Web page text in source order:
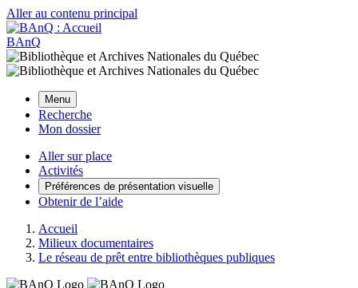
Aller au contenu principal
BAnQ
Menu
Recherche
Mon dossier
Aller sur place
Activités
Préférences de présentation visuelle
Obtenir de l’aide
Accueil
Milieux documentaires
Le réseau de prêt entre bibliothèques publiques